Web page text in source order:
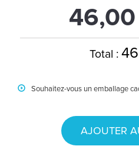
Total :
Souhaitez-vous un emballage
AJOUTER